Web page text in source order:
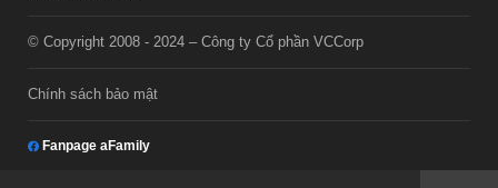
© Copyright 2008 - 2024 – Công ty Cổ phần VCCorp
Chính sách bảo mật
Fanpage aFamily